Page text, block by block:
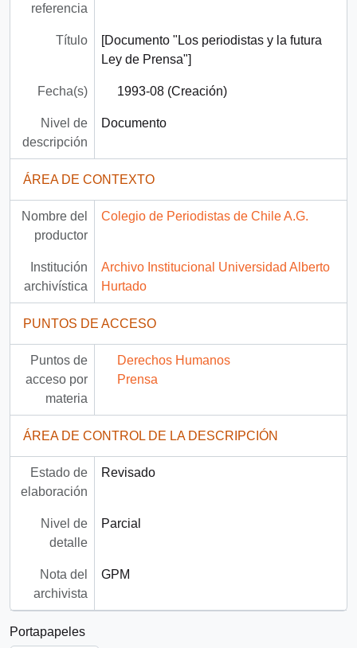
referencia
Título
[Documento "Los periodistas y la futura
Ley de Prensa"]
Fecha(s) 1993-08 (Creación)
Nivel de
descripción
Documento
ÁREA DE CONTEXTO
Nombre del
productor
Colegio de Periodistas de Chile A.G.
Institución
archivística
Archivo Institucional Universidad Alberto
Hurtado
PUNTOS DE ACCESO
Puntos de
acceso por
materia
Derechos Humanos
Prensa
ÁREA DE CONTROL DE LA DESCRIPCIÓN
Estado de
elaboración
Revisado
Nivel de
detalle
Parcial
Nota del
archivista
GPM
Portapapeles